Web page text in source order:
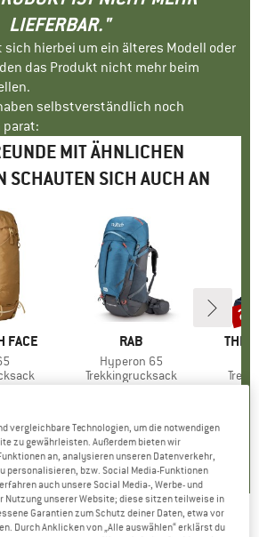
LIEFERBAR."
hierbei um ein älteres Modell oder
das Produkt nicht mehr beim
selbstverständlich noch
parat:
MIT ÄHNLICHEN
SCHAUTEN SICH AUCH AN
FACE
(2)
MARKE
RAB
Artikel
Hyperon 65
Produktgruppe
Trekkingrucksack
0,0(0)
THE
vergleichbare Technologien, um die notwendigen
zu gewährleisten. Außerdem bieten wir
an, analysieren unseren Datenverkehr,
personalisieren, bzw. Social Media-Funktionen
auch unsere Social Media-, Werbe- und
Nutzung unserer Website; diese sitzen teilweise in
Garantien zum Schutz deiner Daten, etwa vor
Durch Anklicken von „Alle auswählen“ erklärst du